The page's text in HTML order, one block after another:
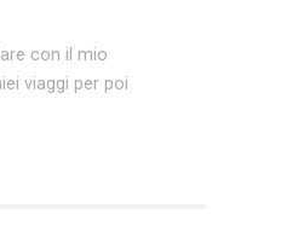
con il mio
viaggi per poi